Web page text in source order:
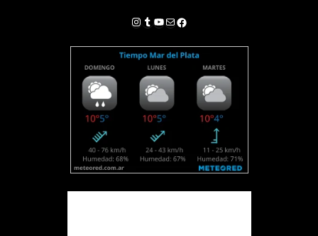
Instagram
Tumblr
YouTube
Correo electrónico
Facebook